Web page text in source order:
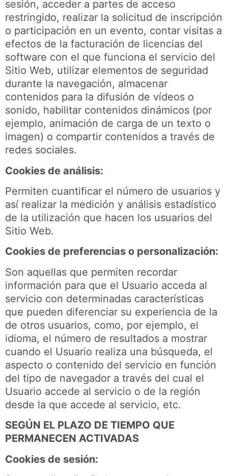
sesión, acceder a partes de acceso
restringido, realizar la solicitud de inscripción
o participación en un evento, contar visitas a
efectos de la facturación de licencias del
software con el que funciona el servicio del
Sitio Web, utilizar elementos de seguridad
durante la navegación, almacenar
contenidos para la difusión de vídeos o
sonido, habilitar contenidos dinámicos (por
ejemplo, animación de carga de un texto o
imagen) o compartir contenidos a través de
redes sociales.
Cookies de análisis:
Permiten cuantificar el número de usuarios y
así realizar la medición y análisis estadístico
de la utilización que hacen los usuarios del
Sitio Web.
Cookies de preferencias o personalización:
Son aquellas que permiten recordar
información para que el Usuario acceda al
servicio con determinadas características
que pueden diferenciar su experiencia de la
de otros usuarios, como, por ejemplo, el
idioma, el número de resultados a mostrar
cuando el Usuario realiza una búsqueda, el
aspecto o contenido del servicio en función
del tipo de navegador a través del cual el
Usuario accede al servicio o de la región
desde la que accede al servicio, etc.
SEGÚN EL PLAZO DE TIEMPO QUE
PERMANECEN ACTIVADAS
Cookies de sesión: